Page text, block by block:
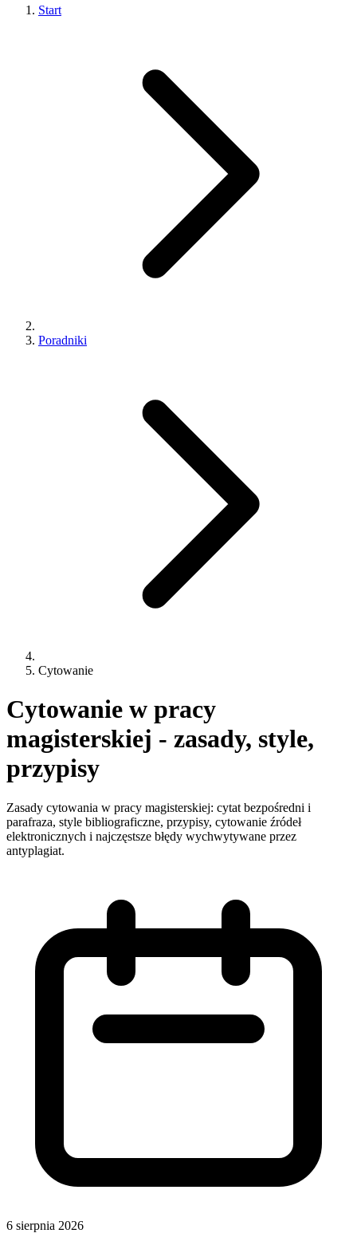
Start
Poradniki
Cytowanie
Cytowanie w pracy
magisterskiej - zasady, style,
przypisy
Zasady cytowania w pracy magisterskiej: cytat bezpośredni i
parafraza, style bibliograficzne, przypisy, cytowanie źródeł
elektronicznych i najczęstsze błędy wychwytywane przez
antyplagiat.
6 sierpnia 2026